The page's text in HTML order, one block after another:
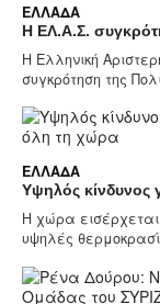
ΕΛΛΆΔΑ
Η ΕΛ.Α.Σ.
Η Ελληνική
συγκρότηση της
ΕΛΛΆΔΑ
Υψηλός κίνδυνος
Η χώρα
υψηλές